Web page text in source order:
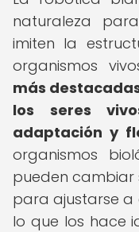
naturaleza
imiten la
organismos
más
los seres
adaptación y
organismos
pueden
para ajustarse a
lo que los hace